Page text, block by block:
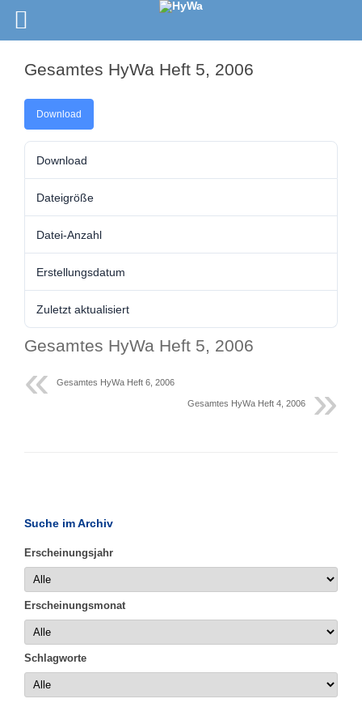
Gesamtes HyWa Heft 5, 2006
Download
Download
Dateigröße
Datei-Anzahl
Erstellungsdatum
Zuletzt aktualisiert
Gesamtes HyWa Heft 5, 2006
Gesamtes HyWa Heft 6, 2006
Gesamtes HyWa Heft 4, 2006
Suche im Archiv
Erscheinungsjahr
Erscheinungsmonat
Schlagworte